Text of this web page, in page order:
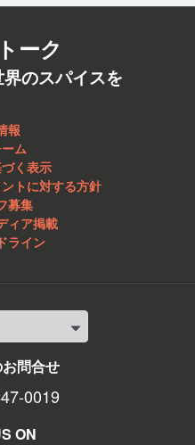
ーク
のスパイスを
報
ム
く表示
トに対する方針
募集
ィア掲載
ライン
問合せ
0019
ON